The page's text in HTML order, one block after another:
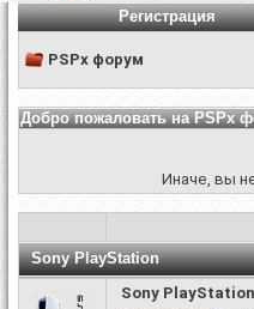
Регистрация
PSPx форум
Добро пожаловать на PSPx
Иначе, вы
Sony PlayStation
Sony